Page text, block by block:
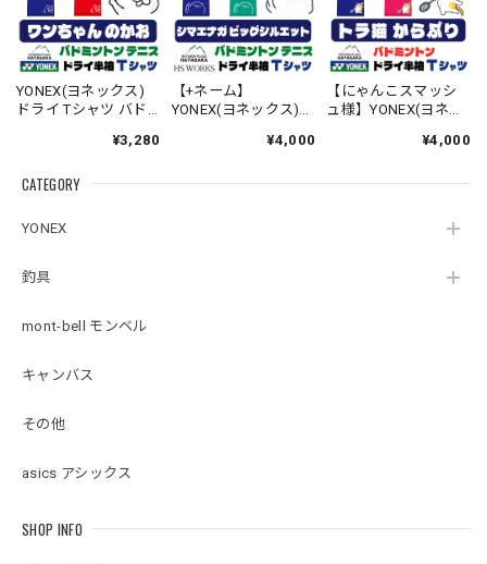
CATEGORY
YONEX
釣具
mont-bell モンベル
キャンバス
その他
asics アシックス
SHOP INFO
YONEX(ヨネックス)
ドライ Tシャツ バド
ンちゃんのかお】
料】
¥3,280
【+ネーム】
YONEX(ヨネックス)
ミントン テニス 【ビ
【シマエナガのか
¥4,000
【にゃんこスマッシ
ュ様】YONEX(ヨネッ
バドミントン 【トラ
【16500】【送料無
¥4,000